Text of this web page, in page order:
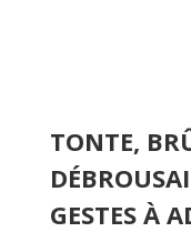
TONTE,
GESTES À